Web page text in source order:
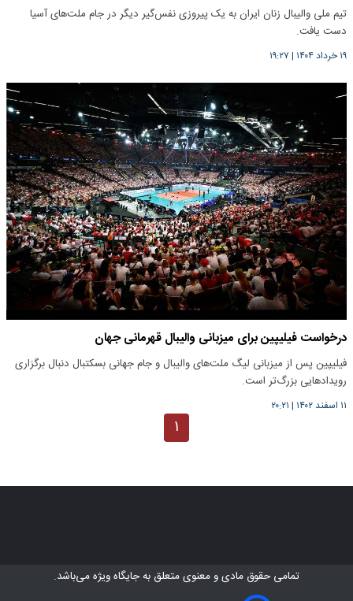
تیم ملی والیبال زنان ایران به یک پیروزی نفس‌گیر دیگر در جام ملت‌های آسیا
دست یافت.
۱۹ خرداد ۱۴۰۴ | ۱۹:۲۷
درخواست فیلیپین برای میزبانی والیبال قهرمانی جهان
فیلیپین پس از میزبانی لیگ ملت‌های والیبال و جام جهانی بسکتبال دنبال برگزاری
رویدادهایی بزرگ‌تر است.
۱۱ اسفند ۱۴۰۲ | ۲۰:۲۱
۱
تمامی حقوق مادی و معنوی متعلق بهجایگاه ویژهمی‌باشد.